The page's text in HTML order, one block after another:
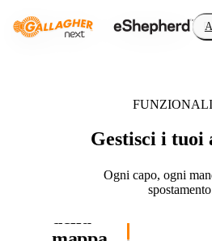
Gestisci i tuoi
Ogni capo, ogni